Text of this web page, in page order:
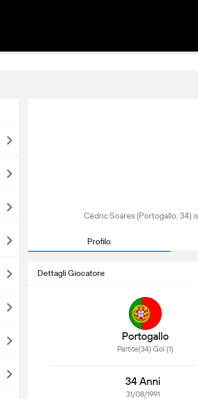
Cédric Soares (Portogallo, 34)
Profilo
Dettagli Giocatore
Portogallo
Partite(34) Gol (1)
34 Anni
31/08/1991